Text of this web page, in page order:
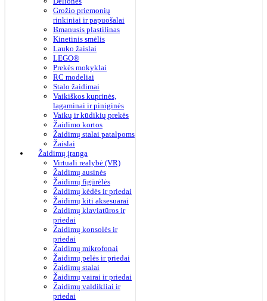
Grožio priemonių
rinkiniai ir papuošalai
Išmanusis plastilinas
Kinetinis smėlis
Lauko žaislai
LEGO®
Prekės mokyklai
RC modeliai
Stalo žaidimai
Vaikiškos kuprinės,
lagaminai ir piniginės
Vaikų ir kūdikių prekės
Žaidimo kortos
Žaidimų stalai patalpoms
Žaislai
Žaidimų įranga
Virtuali realybė (VR)
Žaidimų ausinės
Žaidimų figūrėlės
Žaidimų kėdės ir priedai
Žaidimų kiti aksesuarai
Žaidimų klaviatūros ir
priedai
Žaidimų konsolės ir
priedai
Žaidimų mikrofonai
Žaidimų pelės ir priedai
Žaidimų stalai
Žaidimų vairai ir priedai
Žaidimų valdikliai ir
priedai